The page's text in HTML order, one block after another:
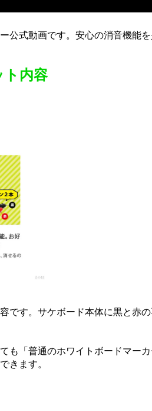
公式動画です。安心の消音機能を
ト内容
です。サケボード本体に黒と赤
も「普通のホワイトボードマー
きます。